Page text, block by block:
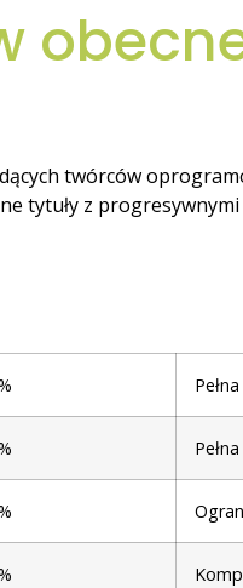
twórców
tytuły z
Pełna
Pełna